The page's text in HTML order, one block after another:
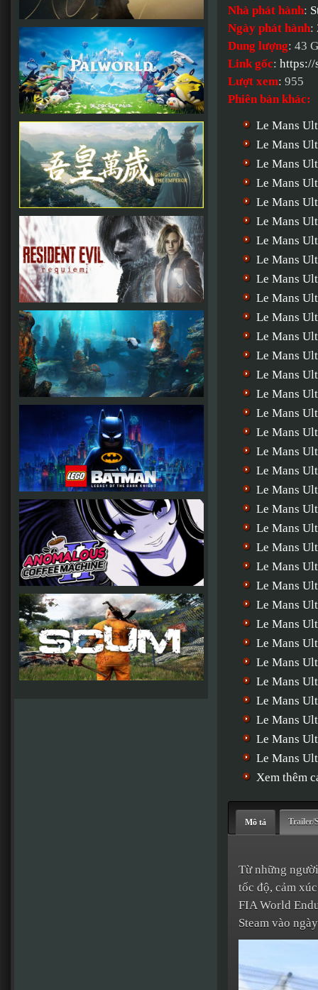
Nhà phát hành:
Ngày phát hành:
Dung lượng: 43
Link gốc: https://
Lượt xem: 955
Phiên bản khác:
Le Mans
Le Mans
Le Mans
Le Mans
Le Mans
Le Mans
Le Mans
Le Mans
Le Mans
Le Mans
Le Mans
Le Mans
Le Mans
Le Mans
Le Mans
Le Mans
Le Mans
Le Mans
Le Mans
Le Mans
Le Mans
Le Mans
Le Mans
Le Mans
Le Mans
Le Mans
Le Mans
Le Mans
Le Mans
Le Mans
Le Mans
Le Mans
Le Mans
Le Mans
Xem thêm
Mô tả Trailer/
Từ những
tốc độ, cảm
FIA World
Steam vào